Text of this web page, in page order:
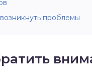
проблемы